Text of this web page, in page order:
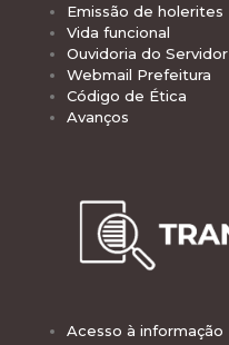
Emissão de holerites
Vida funcional
Ouvidoria do Servidor
Webmail Prefeitura
Código de Ética
Avanços
Acesso à informação